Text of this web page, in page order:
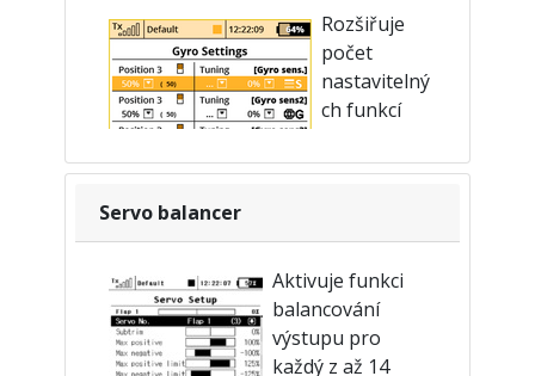
funkci. Nastavení je dostupné
v nabídce Jemné ladění › Křivky funkcí.
Rozšiřuje
počet
nastavitelný
ch funkcí
jež je možno
hodnotu 3. Můžete tak jednoduše
stabilizačního systému. Konfigurace
funkcí gyra je dostupná v menu
Jemné ladění › Nastavení gyra.
Servo balancer
Aktivuje funkci
balancování
výstupu pro
každý z až 14